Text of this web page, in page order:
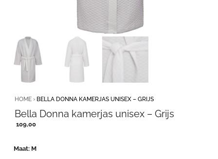
HOME › BELLA DONNA KAMERJAS UNISEX – GRIJS
Bella Donna kamerjas unisex – Grijs
109,00
Maat M